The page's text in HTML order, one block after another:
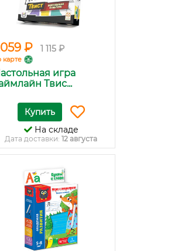
059 ₽ 1 115 ₽
карте
игра
Твис...
Купить
На складе
Дата доставки: 12 августа